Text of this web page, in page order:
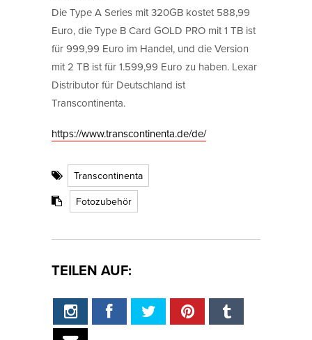
Die Type A Series mit 320GB kostet 588,99
Euro, die Type B Card GOLD PRO mit 1 TB ist
für 999,99 Euro im Handel, und die Version
mit 2 TB ist für 1.599,99 Euro zu haben. Lexar
Distributor für Deutschland ist
Transcontinenta.
https://www.transcontinenta.de/de/
Transcontinenta
Fotozubehör
TEILEN AUF: